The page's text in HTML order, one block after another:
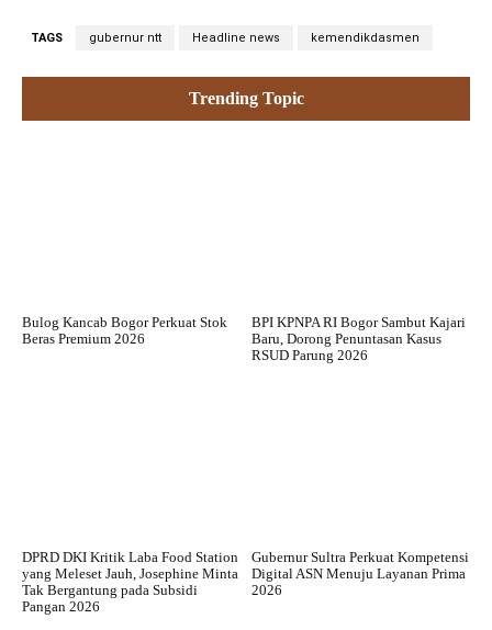
TAGS gubernur ntt Headline news kemendikdasmen
Trending Topic
Bulog Kancab Bogor Perkuat Stok
Beras Premium 2026
BPI KPNPA RI Bogor Sambut Kajari
Baru, Dorong Penuntasan Kasus
RSUD Parung 2026
DPRD DKI Kritik Laba Food Station
yang Meleset Jauh, Josephine Minta
Tak Bergantung pada Subsidi
Pangan 2026
Gubernur Sultra Perkuat Kompetensi
Digital ASN Menuju Layanan Prima
2026